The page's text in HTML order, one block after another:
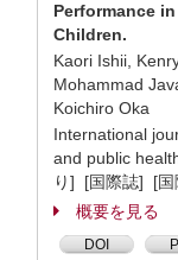
Performance
Children.
Kaori Ishii,
Mohammad
Koichiro Oka
International
and public
り] [国際誌] [国
概要を見る
DOI